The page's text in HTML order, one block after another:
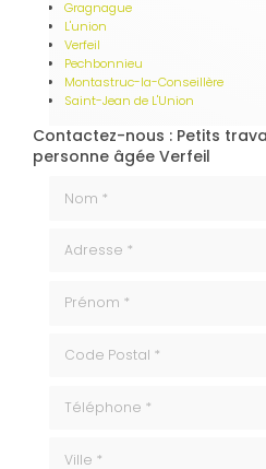
Gragnague
L'union
Verfeil
Pechbonnieu
Montastruc-la-Conseillère
Saint-Jean de L'Union
Contactez-nous : Petits
personne âgée Verfeil